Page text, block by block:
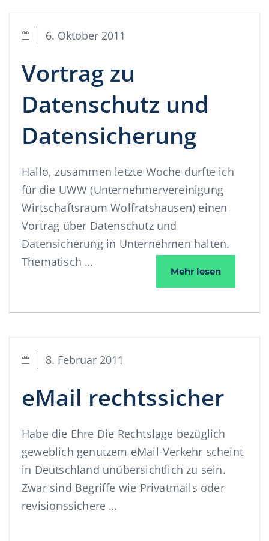
6. Oktober 2011
Vortrag zu
Datenschutz und
Datensicherung
Hallo, zusammen letzte Woche durfte ich
für die UWW (Unternehmervereinigung
Wirtschaftsraum Wolfratshausen) einen
Vortrag über Datenschutz und
Datensicherung in Unternehmen halten.
Thematisch …
Mehr lesenVortrag
8. Februar 2011
eMail rechtssicher
Habe die Ehre Die Rechtslage bezüglich
geweblich genutzem eMail-Verkehr scheint
in Deutschland unübersichtlich zu sein.
Zwar sind Begriffe wie Privatmails oder
revisionssichere …